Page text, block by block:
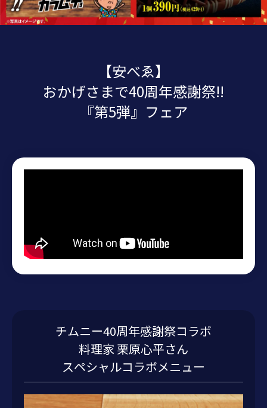
【安べゑ】
おかげさまで40周年感謝祭!!
『第5弾』フェア
チムニー40周年感謝祭コラボ
料理家 栗原心平さん
スペシャルコラボメニュー